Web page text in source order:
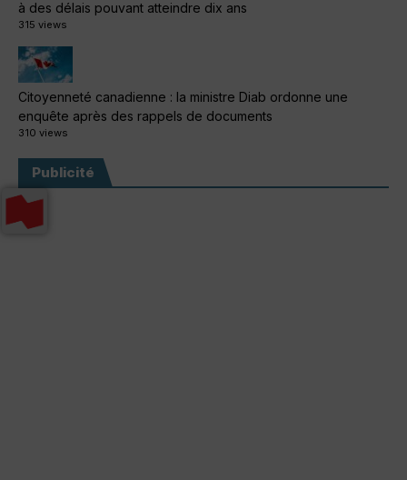
à des délais pouvant atteindre dix ans
315 views
Citoyenneté canadienne : la ministre Diab ordonne une
enquête après des rappels de documents
310 views
Publicité